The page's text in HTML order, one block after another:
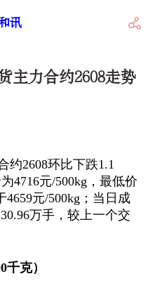
讯
主力合约2608走势
约2608环比下跌1.1
4716元/500kg，最低价
4659元/500kg；当日成
万手，较上一个交
克）